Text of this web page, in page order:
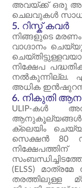
അവയ്ക്ക് ഒരു
ചെലവുകൾ
5. റിസ്ക് കവർ
നിങ്ങളുടെ മരണം
വാഗ്ദാനം
നിക്ഷേപ
നൽകുന്നില്ല.
അധിക
6. നികുതി
ULIP-കൾ
ആനുകൂല്യങ്ങൾക്ക്
ക്ലെയിം
സെക്ഷൻ 80
(ELSS) മാത്രമേ
തരത്തിലുള്ള